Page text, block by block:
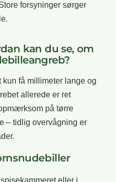
forsyninger sørger
kan du se, om
få millimeter lange og
allerede er ret
på tørre
– tidlig overvågning er